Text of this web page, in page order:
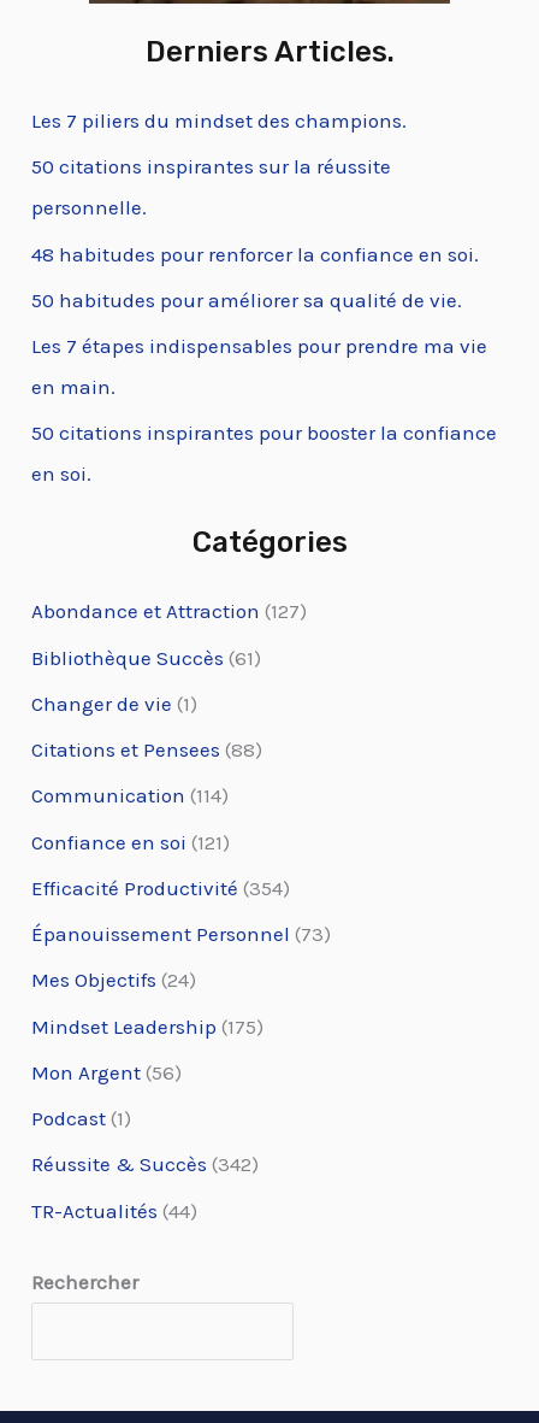
Derniers Articles.
Les 7 piliers du mindset des champions.
50 citations inspirantes sur la réussite
personnelle.
48 habitudes pour renforcer la confiance en soi.
50 habitudes pour améliorer sa qualité de vie.
Les 7 étapes indispensables pour prendre ma vie
en main.
50 citations inspirantes pour booster la confiance
en soi.
Catégories
Abondance et Attraction (127)
Bibliothèque Succès (61)
Changer de vie (1)
Citations et Pensees (88)
Communication (114)
Confiance en soi (121)
Efficacité Productivité (354)
Épanouissement Personnel (73)
Mes Objectifs (24)
Mindset Leadership (175)
Mon Argent (56)
Podcast (1)
Réussite & Succès (342)
TR-Actualités (44)
Rechercher